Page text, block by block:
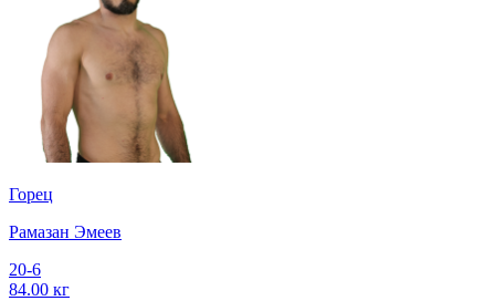
Горец
Рамазан Эмеев
20-6
84.00 кг